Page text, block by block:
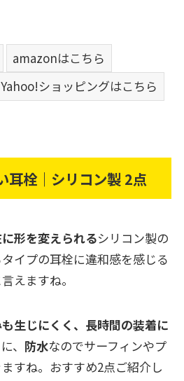
amazonはこちら
Yahoo!ショッピングはこちら
耳栓｜シリコン製 2点
形を変えられるシリコン製の
イプの耳栓に違和感を感じる
えますね。
生じにくく、長時間の装着に
、 防水なのでサーフィンやプ
すね。おすすめ2点ご紹介し